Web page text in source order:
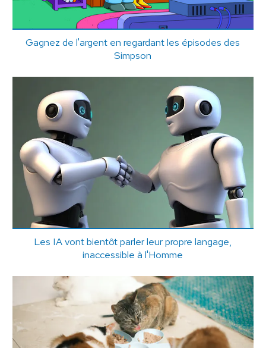
Gagnez de l'argent en regardant les épisodes des
Simpson
Les IA vont bientôt parler leur propre langage,
inaccessible à l'Homme